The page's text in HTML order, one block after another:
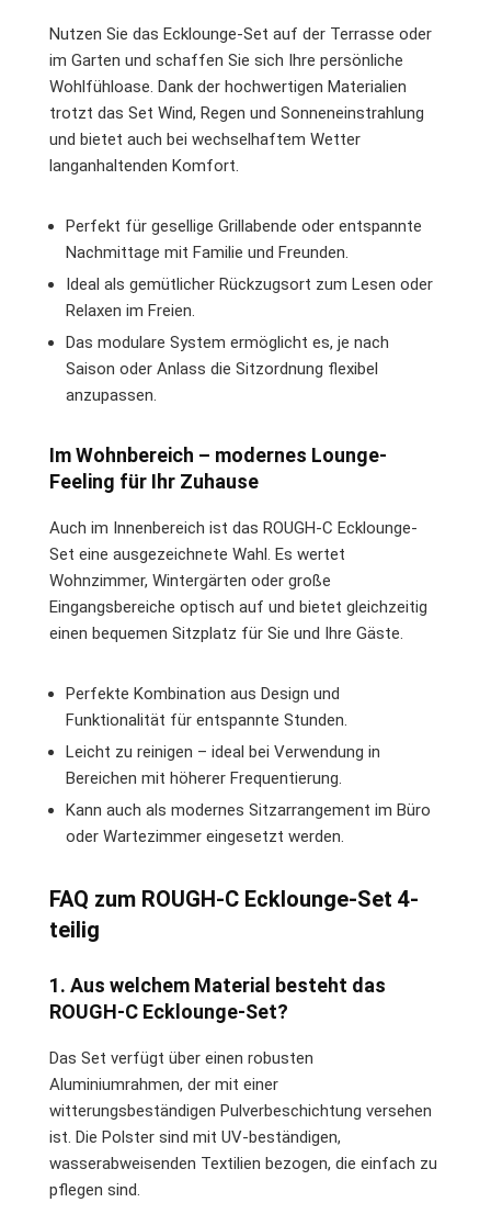
Nutzen Sie das Ecklounge-Set auf der Terrasse oder
im Garten und schaffen Sie sich Ihre persönliche
Wohlfühloase. Dank der hochwertigen Materialien
trotzt das Set Wind, Regen und Sonneneinstrahlung
und bietet auch bei wechselhaftem Wetter
langanhaltenden Komfort.
Perfekt für gesellige Grillabende oder entspannte
Nachmittage mit Familie und Freunden.
Ideal als gemütlicher Rückzugsort zum Lesen oder
Relaxen im Freien.
Das modulare System ermöglicht es, je nach
Saison oder Anlass die Sitzordnung flexibel
anzupassen.
Im Wohnbereich – modernes Lounge-
Feeling für Ihr Zuhause
Auch im Innenbereich ist das ROUGH-C Ecklounge-
Set eine ausgezeichnete Wahl. Es wertet
Wohnzimmer, Wintergärten oder große
Eingangsbereiche optisch auf und bietet gleichzeitig
einen bequemen Sitzplatz für Sie und Ihre Gäste.
Perfekte Kombination aus Design und
Funktionalität für entspannte Stunden.
Leicht zu reinigen – ideal bei Verwendung in
Bereichen mit höherer Frequentierung.
Kann auch als modernes Sitzarrangement im Büro
oder Wartezimmer eingesetzt werden.
FAQ zum ROUGH-C Ecklounge-Set 4-
teilig
1. Aus welchem Material besteht das
ROUGH-C Ecklounge-Set?
Das Set verfügt über einen robusten
Aluminiumrahmen, der mit einer
witterungsbeständigen Pulverbeschichtung versehen
ist. Die Polster sind mit UV-beständigen,
wasserabweisenden Textilien bezogen, die einfach zu
pflegen sind.